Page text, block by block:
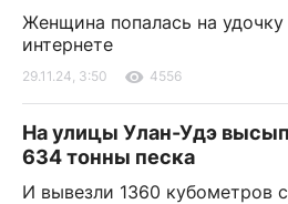
Женщина попалась на
интернете
29.11.24, 3:50 4556
На улицы Улан-Удэ
634 тонны песка
И вывезли 1360 кубометров